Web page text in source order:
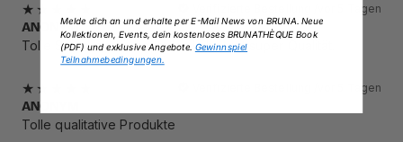
vor 5 Tagen
ANONYM
Tolle Schmuckstücke, tolles Label mit super Qualität.
vor 5 Tagen
ANONYM
Tolle qualitative Produkte
Melde dich an und erhalte per E-Mail News von BRUNA. Neue
Kollektionen, Events, dein kostenloses BRUNATHÈQUE Book
(PDF) und exklusive Angebote. Gewinnspiel
Teilnahmebedingungen.